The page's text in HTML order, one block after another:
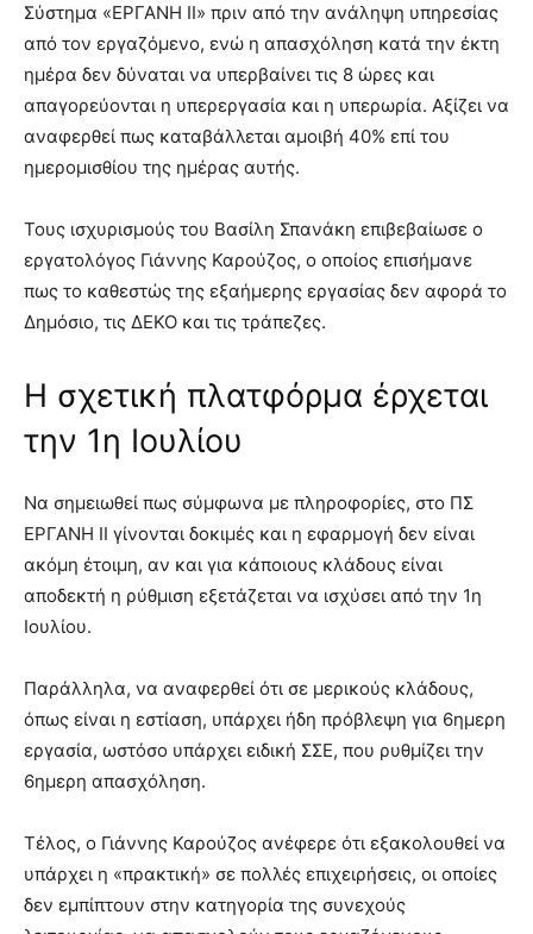
Σύστημα «ΕΡΓΑΝΗ ΙΙ» πριν από την ανάληψη υπηρεσίας
από τον εργαζόμενο, ενώ η απασχόληση κατά την έκτη
ημέρα δεν δύναται να υπερβαίνει τις 8 ώρες και
απαγορεύονται η υπερεργασία και η υπερωρία. Αξίζει να
αναφερθεί πως καταβάλλεται αμοιβή 40% επί του
ημερομισθίου της ημέρας αυτής.
Τους ισχυρισμούς του Βασίλη Σπανάκη επιβεβαίωσε ο
εργατολόγος Γιάννης Καρούζος, ο οποίος επισήμανε
πως το καθεστώς της εξαήμερης εργασίας δεν αφορά το
Δημόσιο, τις ΔΕΚΟ και τις τράπεζες.
Η σχετική πλατφόρμα έρχεται
την 1η Ιουλίου
Να σημειωθεί πως σύμφωνα με πληροφορίες, στο ΠΣ
ΕΡΓΑΝΗ ΙΙ γίνονται δοκιμές και η εφαρμογή δεν είναι
ακόμη έτοιμη, αν και για κάποιους κλάδους είναι
αποδεκτή η ρύθμιση εξετάζεται να ισχύσει από την 1η
Ιουλίου.
Παράλληλα, να αναφερθεί ότι σε μερικούς κλάδους,
όπως είναι η εστίαση, υπάρχει ήδη πρόβλεψη για 6ημερη
εργασία, ωστόσο υπάρχει ειδική ΣΣΕ, που ρυθμίζει την
6ημερη απασχόληση.
Τέλος, ο Γιάννης Καρούζος ανέφερε ότι εξακολουθεί να
υπάρχει η «πρακτική» σε πολλές επιχειρήσεις, οι οποίες
δεν εμπίπτουν στην κατηγορία της συνεχούς